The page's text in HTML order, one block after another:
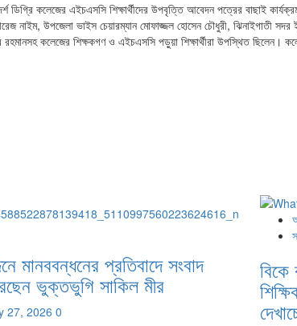
ডিগ্রি কলেজের এইচএসসি শিক্ষার্থীদের উপবৃত্তি আবেদন পত্রের বাছাই
নাইম, উপজেলা ভাইস চেয়ারম্যান মোফাজ্জল হোসেন চৌধুরী, ঝিনাইগাতী সদর
কলেজের শিক্ষকগণ ও এইচএসসি পড়ুয়া শিক্ষার্থীরা উপস্থিত ছিলেন।
মানববন্ধনের প্রতিবাদে সংবাদ
ভুক্তভুগি সাকিল মীর
27, 2026 0
বিকে